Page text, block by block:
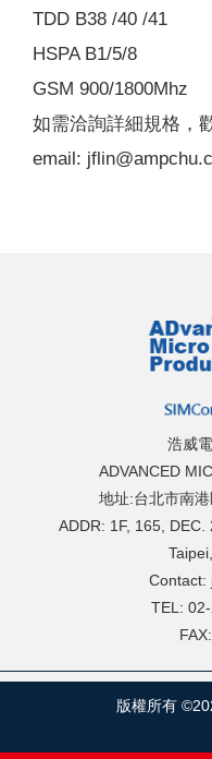
TDD B38 /40 /41
HSPA B1/5/8
GSM 900/1800Mhz
如需洽詢詳細規格，
email:
浩威
ADVANCED
地址:台北市南
ADDR: 1F, 165, DEC.
Contact:
TEL:
版權所有